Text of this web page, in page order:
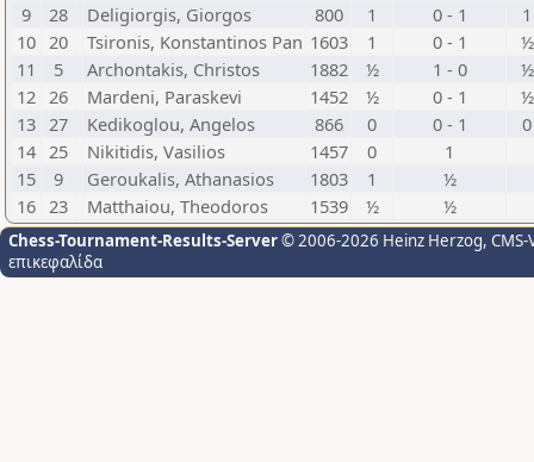
9
28 Deligiorgis, Giorgos 800 1 0 - 1
1
10 20 Tsironis, Konstantinos Pan 1603 1 0 - 1
½
11
5 Archontakis, Christos 1882 ½ 1 - 0
½
12 26 Mardeni, Paraskevi 1452 ½ 0 - 1
½
13 27 Kedikoglou, Angelos 866 0 0 - 1
0
14 25 Nikitidis, Vasilios 1457 0
1
15
9 Geroukalis, Athanasios 1803 1
½
16 23 Matthaiou, Theodoros 1539 ½ ½
Chess-Tournament-Results-Server© 2006-2026 Heinz Herzog,
επικεφαλίδα